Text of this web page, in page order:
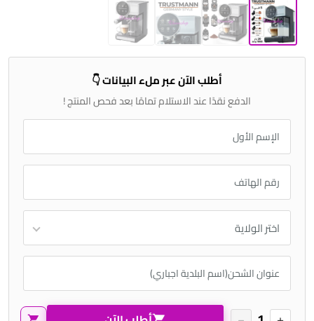
أطلب الآن عبر ملء البيانات 👇
الدفع نقدًا عند الاستلام تمامًا بعد فحص المنتج !